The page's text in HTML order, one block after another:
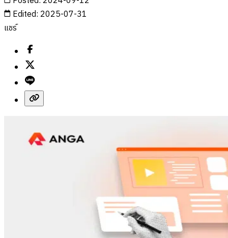
Edited: 2025-07-31
แชร์